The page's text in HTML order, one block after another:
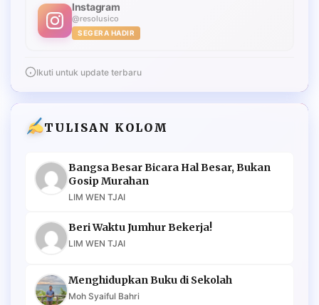
Instagram
@resolusico
SEGERA HADIR
Ikuti untuk update terbaru
TULISAN KOLOM
Bangsa Besar Bicara Hal Besar, Bukan
Gosip Murahan
LIM WEN TJAI
Beri Waktu Jumhur Bekerja!
LIM WEN TJAI
Menghidupkan Buku di Sekolah
Moh Syaiful Bahri